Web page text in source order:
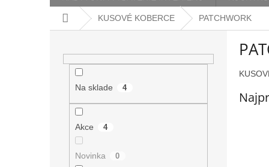
DomovKUSOVÉ KOBERCE PATCHWORK
Na sklade 4
Akce 4
Novinka 0